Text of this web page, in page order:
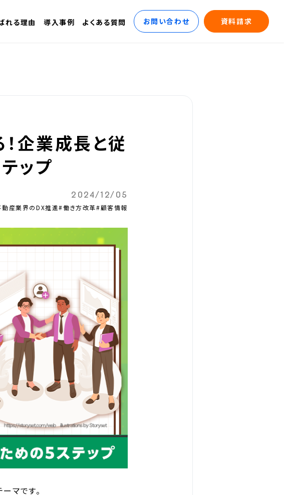
れる理由 導入事例 よくある質問 お問い合わせ 資料請求
企業成長と従
ップ
2024/12/05
動産業界のDX推進#働き方改革#顧客情報
マです。